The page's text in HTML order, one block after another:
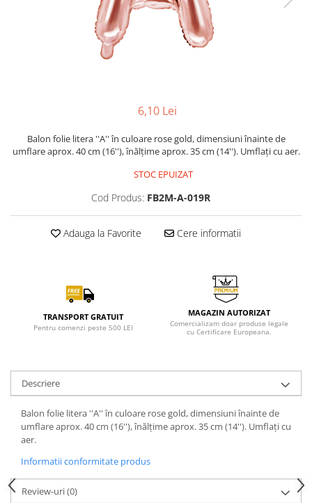
6,10 Lei
Balon folie litera ''A'' în culoare rose gold, dimensiuni înainte de
umflare aprox. 40 cm (16''), înălțime aprox. 35 cm (14''). Umflați cu aer.
STOC EPUIZAT
Cod Produs: FB2M-A-019R
Adauga la Favorite Cere informatii
TRANSPORT GRATUIT
Pentru comenzi peste 500 LEI
MAGAZIN AUTORIZAT
Comercializam doar produse legale
cu Certificare Europeana.
Descriere
Balon folie litera ''A'' în culoare rose gold, dimensiuni înainte de
umflare aprox. 40 cm (16''), înălțime aprox. 35 cm (14''). Umflați cu
aer.
Informatii conformitate produs
Review-uri(0)